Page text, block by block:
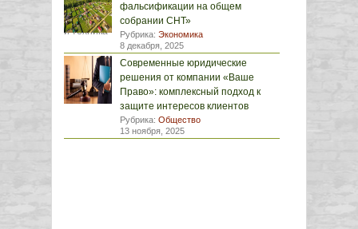
фальсификации на общем
собрании СНТ»
Рубрика: Экономика
8 декабря, 2025
Современные юридические
решения от компании «Ваше
Право»: комплексный подход к
защите интересов клиентов
Рубрика: Общество
13 ноября, 2025